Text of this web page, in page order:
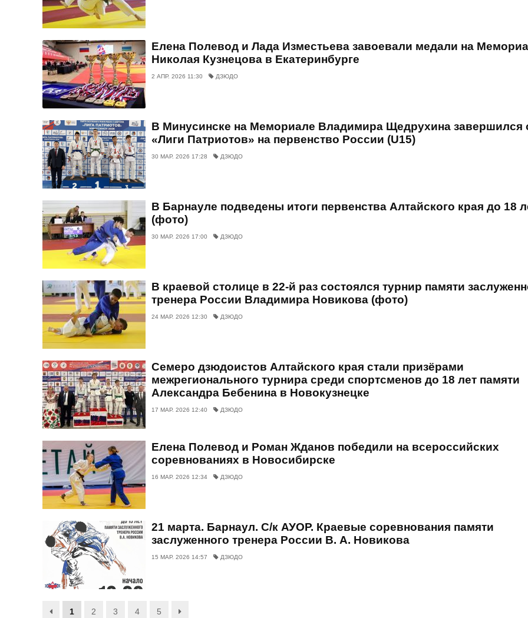
Елена Полевод и Лада Изместьева завоевали медали на
Николая Кузнецова в Екатеринбурге
2 АПР. 2026 11:30 ДЗЮДО
В Минусинске на Мемориале Владимира Щедрухина завершился
«Лиги Патриотов» на первенство России (U15)
30 МАР. 2026 17:28 ДЗЮДО
В Барнауле подведены итоги первенства Алтайского края до 18
(фото)
30 МАР. 2026 17:00 ДЗЮДО
В краевой столице в 22-й раз состоялся турнир памяти
тренера России Владимира Новикова (фото)
24 МАР. 2026 12:30 ДЗЮДО
Семеро дзюдоистов Алтайского края стали призёрами
межрегионального турнира среди спортсменов до 18 лет памяти
Александра Бебенина в Новокузнецке
17 МАР. 2026 12:40 ДЗЮДО
Елена Полевод и Роман Жданов победили на всероссийских
соревнованиях в Новосибирске
16 МАР. 2026 12:34 ДЗЮДО
21 марта. Барнаул. С/к АУОР. Краевые соревнования памяти
заслуженного тренера России В. А. Новикова
15 МАР. 2026 14:57 ДЗЮДО
1 2 3 4 5